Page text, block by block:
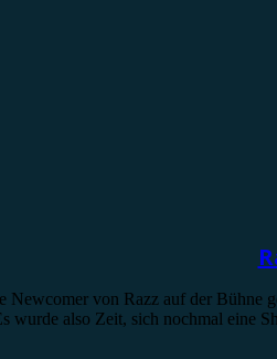
von Razz auf der Bühne
wurde also Zeit, sich nochmal eine